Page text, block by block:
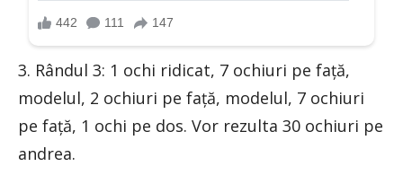
3. Rândul 3: 1 ochi ridicat, 7 ochiuri pe față,
modelul, 2 ochiuri pe față, modelul, 7 ochiuri
pe față, 1 ochi pe dos. Vor rezulta 30 ochiuri pe
andrea.